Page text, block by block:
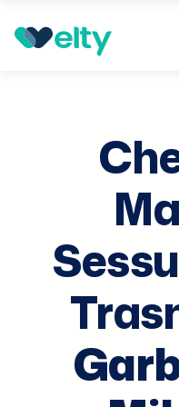
Prenota visita